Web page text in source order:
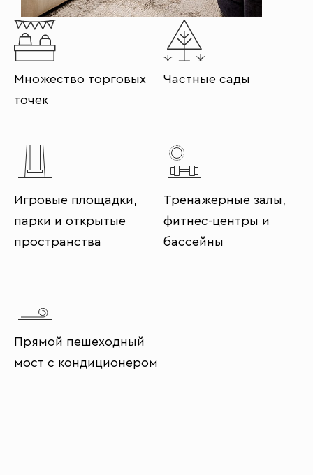
Множество торговых
точек
Частные сады
Игровые площадки,
парки и открытые
пространства
Тренажерные залы,
фитнес-центры и
бассейны
Прямой пешеходный
мост с кондиционером